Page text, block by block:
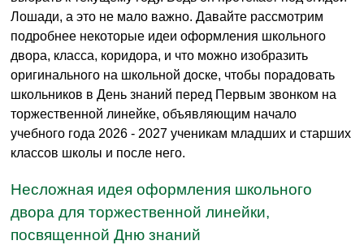
Лошади, а это не мало важно. Давайте рассмотрим
подробнее некоторые идеи оформления школьного
двора, класса, коридора, и что можно изобразить
оригинального на школьной доске, чтобы порадовать
школьников в День знаний перед Первым звонком на
торжественной линейке, объявляющим начало
учебного года 2026 - 2027 ученикам младших и старших
классов школы и после него.
Несложная идея оформления школьного
двора для торжественной линейки,
посвященной Дню знаний